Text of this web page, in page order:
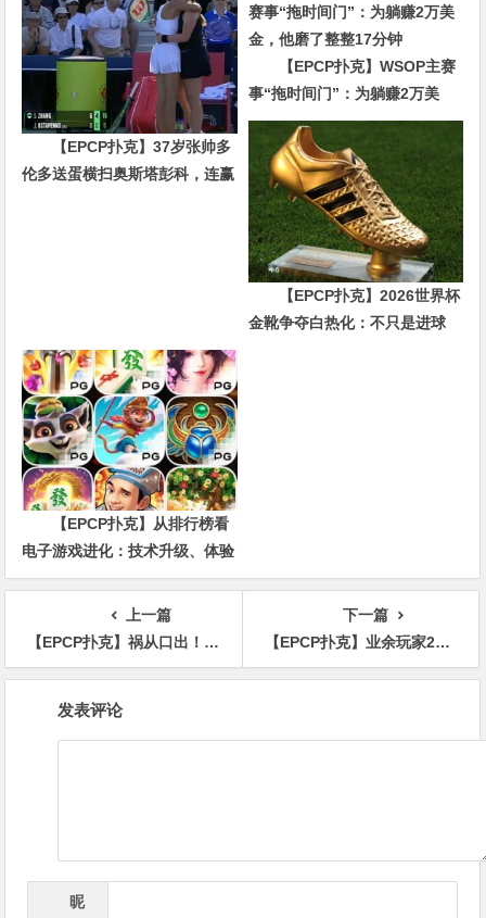
【EPCP扑克】37岁张帅多
伦多送蛋横扫奥斯塔彭科，连赢
【EPCP扑克】WSOP主赛
事“拖时间门”：为躺赚2万美
金，他磨了整整17分钟
【EPCP扑克】2026世界杯
金靴争夺白热化：不只是进球
【EPCP扑克】从排行榜看
电子游戏进化：技术升级、体验
创新与未来趋势
上一篇
【EPCP扑克】祸从口出！扑克平台代言人在比赛直播中吐槽甲方，撕开线上扑克遮羞布
下一篇
【EPCP扑克】业余玩家2025WSOP保姆级攻略加更版！
发表评论
昵